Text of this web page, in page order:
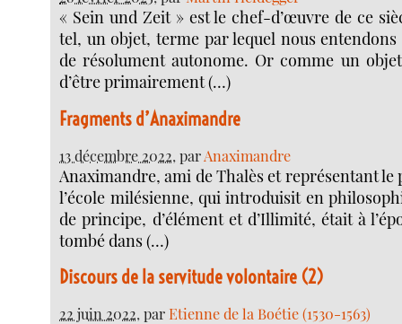
« Sein und Zeit » est le chef-d’œuvre de ce
tel, un objet, terme par lequel nous entendons
de résolument autonome. Or comme un
d’être primairement (…)
Fragments d’Anaximandre
13 décembre 2022, parAnaximandre
Anaximandre, ami de Thalès et représentant le
l’école milésienne, qui introduisit en
de principe, d’élément et d’Illimité, était à
tombé dans (…)
Discours de la servitude volontaire (2)
22 juin 2022, parEtienne de la Boétie (1530-1563)